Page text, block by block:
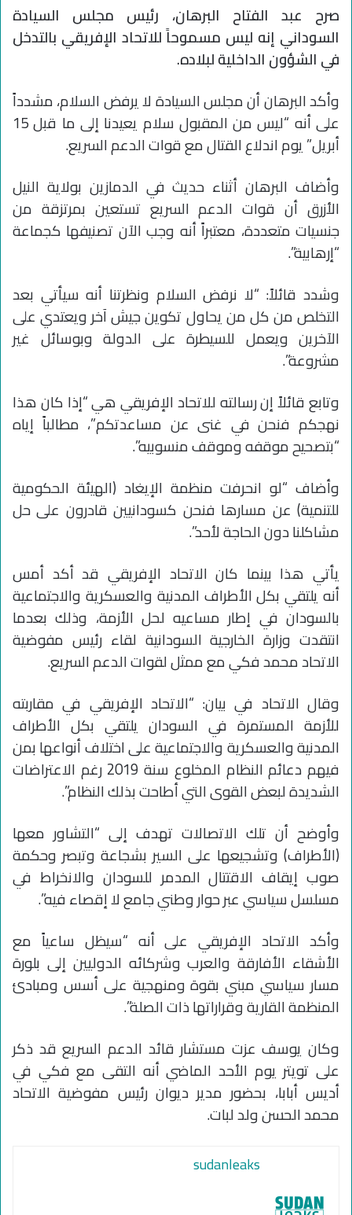
صرح عبد الفتاح البرهان، رئيس مجلس السيادة
السوداني إنه ليس مسموحاً للاتحاد الإفريقي بالتدخل
في الشؤون الداخلية لبلاده.
وأكد البرهان أن مجلس السيادة لا يرفض السلام، مشدداً
على أنه “ليس من المقبول سلام يعيدنا إلى ما قبل 15
أبريل” يوم اندلاع القتال مع قوات الدعم السريع.
وأضاف البرهان أثناء حديث في الدمازين بولاية النيل
الأزرق أن قوات الدعم السريع تستعين بمرتزقة من
جنسيات متعددة، معتبراً أنه وجب الآن تصنيفها كجماعة
“إرهابية”.
وشدد قائلاً: “لا نرفض السلام ونظرتنا أنه سيأتي بعد
التخلص من كل من يحاول تكوين جيش آخر ويعتدي على
الآخرين ويعمل للسيطرة على الدولة وبوسائل غير
مشروعة”.
وتابع قائلاً إن رسالته للاتحاد الإفريقي هي “إذا كان هذا
نهجكم فنحن في غنى عن مساعدتكم”، مطالباً إياه
“بتصحيح موقفه وموقف منسوبيه”.
وأضاف “لو انحرفت منظمة الإيغاد (الهيئة الحكومية
للتنمية) عن مسارها فنحن كسودانيين قادرون على حل
مشاكلنا دون الحاجة لأحد”.
يأتي هذا بينما كان الاتحاد الإفريقي قد أكد أمس
أنه يلتقي بكل الأطراف المدنية والعسكرية والاجتماعية
بالسودان في إطار مساعيه لحل الأزمة، وذلك بعدما
انتقدت وزارة الخارجية السودانية لقاء رئيس مفوضية
الاتحاد محمد فكي مع ممثل لقوات الدعم السريع.
وقال الاتحاد في بيان: “الاتحاد الإفريقي في مقاربته
للأزمة المستمرة في السودان يلتقي بكل الأطراف
المدنية والعسكرية والاجتماعية على اختلاف أنواعها بمن
فيهم دعائم النظام المخلوع سنة 2019 رغم الاعتراضات
الشديدة لبعض القوى التي أطاحت بذلك النظام”.
وأوضح أن تلك الاتصالات تهدف إلى “التشاور معها
(الأطراف) وتشجيعها على السير بشجاعة وتبصر وحكمة
صوب إيقاف الاقتتال المدمر للسودان والانخراط في
مسلسل سياسي عبر حوار وطني جامع لا إقصاء فيه”.
وأكد الاتحاد الإفريقي على أنه “سيظل ساعياً مع
الأشقاء الأفارقة والعرب وشركائه الدوليين إلى بلورة
مسار سياسي مبني بقوة ومنهجية على أسس ومبادئ
المنظمة القارية وقراراتها ذات الصلة”.
وكان يوسف عزت مستشار قائد الدعم السريع قد ذكر
على تويتر يوم الأحد الماضي أنه التقى مع فكي في
أديس أبابا، بحضور مدير ديوان رئيس مفوضية الاتحاد
محمد الحسن ولد لبات.
sudanleaks